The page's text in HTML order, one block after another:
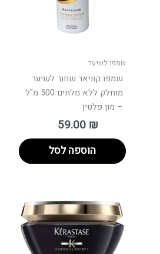
מספר
סוגים.
שמפו לשיער
שמפו קוויאר שחור לשיער
מוחלק ללא מלחים 500 מ"ל
– מון פלטין
59.00 ₪
הוספה לסל